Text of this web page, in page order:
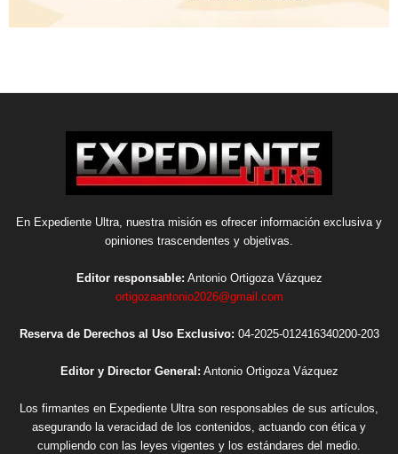
En Expediente Ultra, nuestra misión es ofrecer información exclusiva y
opiniones trascendentes y objetivas.
Editor responsable: Antonio Ortigoza Vázquez
ortigozaantonio2026@gmail.com
Reserva de Derechos al Uso Exclusivo: 04-2025-012416340200-203
Editor y Director General: Antonio Ortigoza Vázquez
Los firmantes en Expediente Ultra son responsables de sus artículos,
asegurando la veracidad de los contenidos, actuando con ética y
cumpliendo con las leyes vigentes y los estándares del medio.